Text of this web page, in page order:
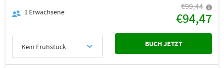
1 Erwachsene
€99,44
€94,47
Kein Frühstück BUCH JETZT